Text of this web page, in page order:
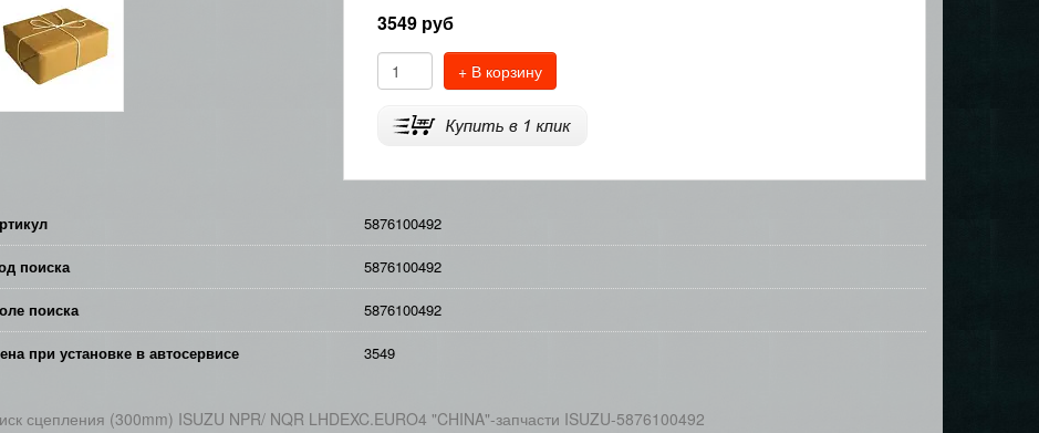
3549руб
+ В корзину
5876100492
поиска 5876100492
поиска 5876100492
при установке в автосервисе 3549
сцепления (300mm) ISUZU NPR/ NQR LHDEXC.EURO4 "CHINA"-запчасти ISUZU-5876100492